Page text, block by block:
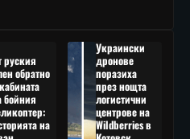
руския
обратно
бойния
на
Украински
дронове
поразиха
през нощта
логистични
центрове на
Wildberries в